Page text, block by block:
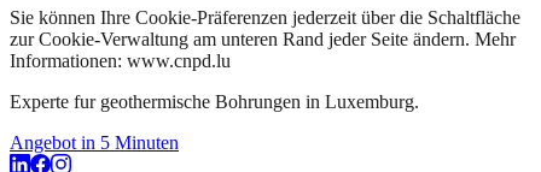
Sie können Ihre Cookie-Präferenzen jederzeit über die Schaltfläche
zur Cookie-Verwaltung am unteren Rand jeder Seite ändern. Mehr
Informationen: www.cnpd.lu
Experte fur geothermische Bohrungen in Luxemburg.
Angebot in 5 Minuten